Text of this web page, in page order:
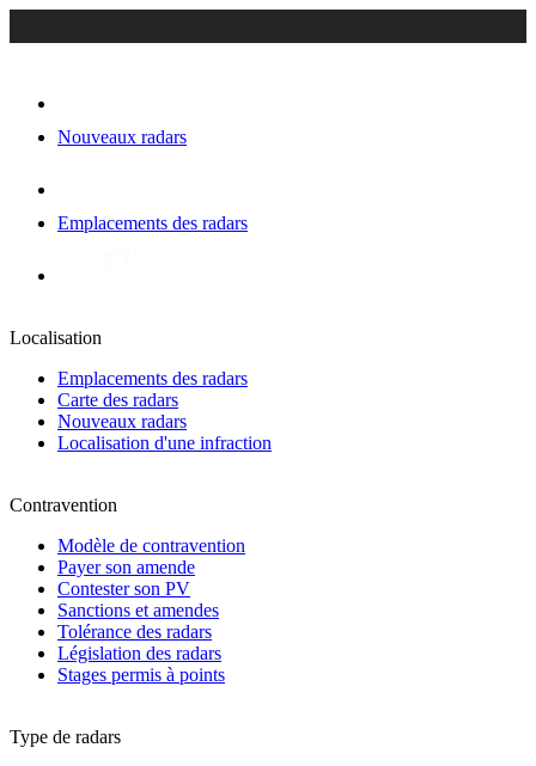
Nouveaux radars
Emplacements des radars
Localisation
Emplacements des radars
Carte des radars
Nouveaux radars
Localisation d'une infraction
Contravention
Modèle de contravention
Payer son amende
Contester son PV
Sanctions et amendes
Tolérance des radars
Législation des radars
Stages permis à points
Type de radars